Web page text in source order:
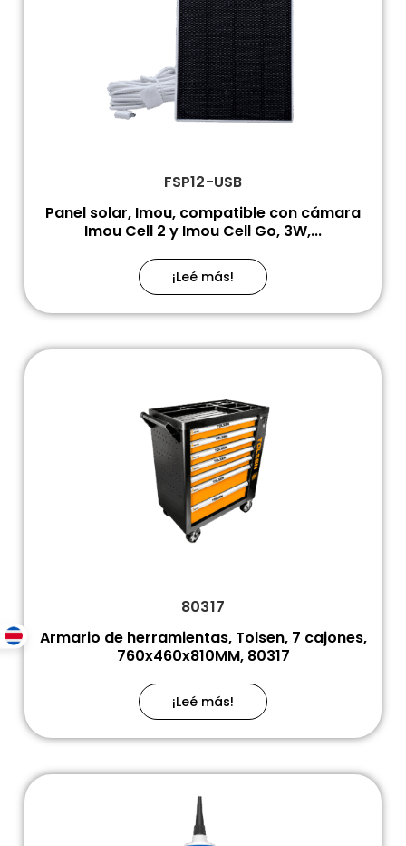
FSP12-USB
Panel solar, Imou, compatible con cámara
Imou Cell 2 y Imou Cell Go, 3W,...
¡Leé más!
80317
Armario de herramientas, Tolsen, 7 cajones,
760x460x810MM, 80317
¡Leé más!